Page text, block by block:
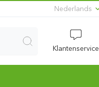
Nederlands
Klantenservice